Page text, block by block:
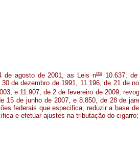
de agosto de 2001, as Leis nos
10.637,
de dezembro de 1991, 11.196, de 21 de
e 11.907, de 2 de fevereiro de 2009;
15 de junho de 2007, e 8.850, de 28 de
federais que especifica, reduzir a base
e efetuar ajustes na tributação do